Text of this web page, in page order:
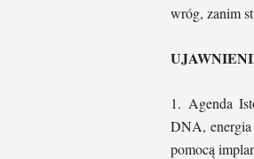
wróg, zanim
1. Agenda
DNA, energia
pomocą